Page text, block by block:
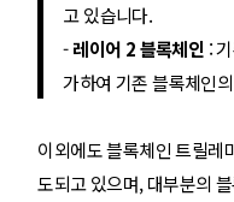
고 있습니다.
- 레이어 2 블록체인 :
가하여 기존 블록체인
이외에도 블록체인 트릴레
도되고 있으며, 대부분의